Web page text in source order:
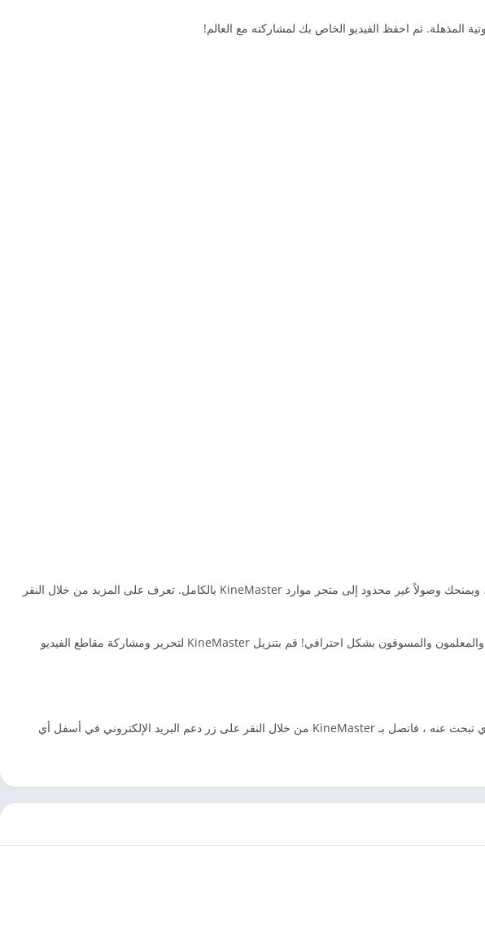
المذهلة. ثم احفظ الفيديو الخاص بك لمشاركته مع العالم!
افتح المزيد مع اشتراك KineMaster Premium! يزيل الاشتراك علامة KineMaster المائية ، ويوفر تجربة خالية من الإعلانات ، ويمنحك وصولاً غير محدود إلى متجر موارد KineMaster بالكامل. تعرف على المزيد من خلال النقر
اكتشف لماذا يحب المبدعون KineMaster للترويج على وسائل التواصل الاجتماعي ولماذا يستخدمه أصحاب الأعمال والصحفيون والمعلمون والمسوقون بشكل احترافي! قم بتنزيل KineMaster لتحرير ومشاركة مقاطع الفيديو
لمزيد من المعلومات ، يرجى النقر فوق علامة الاستفهام على شاشة إنشاء KineMaster. إذا لم تتمكن من العثور على الحل الذي تبحث عنه ، فاتصل بـ KineMaster من خلال النقر على زر دعم البريد الإلكتروني في أسفل أي